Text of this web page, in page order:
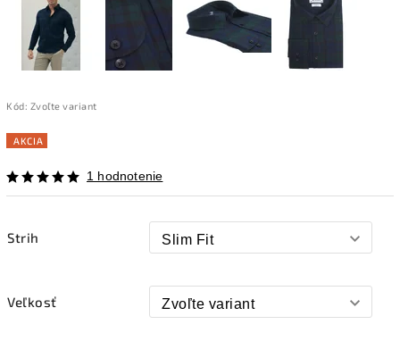
Kód: Zvoľte variant
AKCIA
1 hodnotenie
Strih
Veľkosť